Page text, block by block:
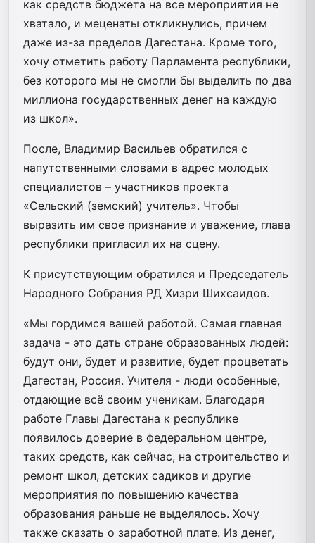
как средств бюджета на все мероприятия не
хватало, и меценаты откликнулись, причем
даже из-за пределов Дагестана. Кроме того,
хочу отметить работу Парламента республики,
без которого мы не смогли бы выделить по два
миллиона государственных денег на каждую
из школ».
После, Владимир Васильев обратился с
напутственными словами в адрес молодых
специалистов – участников проекта
«Сельский (земский) учитель». Чтобы
выразить им свое признание и уважение, глава
республики пригласил их на сцену.
К присутствующим обратился и Председатель
Народного Собрания РД Хизри Шихсаидов.
«Мы гордимся вашей работой. Самая главная
задача - это дать стране образованных людей:
будут они, будет и развитие, будет процветать
Дагестан, Россия. Учителя - люди особенные,
отдающие всё своим ученикам. Благодаря
работе Главы Дагестана к республике
появилось доверие в федеральном центре,
таких средств, как сейчас, на строительство и
ремонт школ, детских садиков и другие
мероприятия по повышению качества
образования раньше не выделялось. Хочу
также сказать о заработной плате. Из денег,